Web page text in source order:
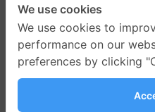
We use cookies
We use cookies to
performance on our
preferences by clicking